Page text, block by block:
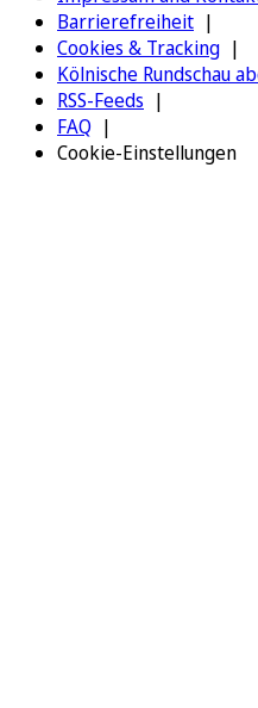
Barrierefreiheit
Cookies & Tracking
Kölnische Rundschau
RSS-Feeds
FAQ
Cookie-Einstellungen